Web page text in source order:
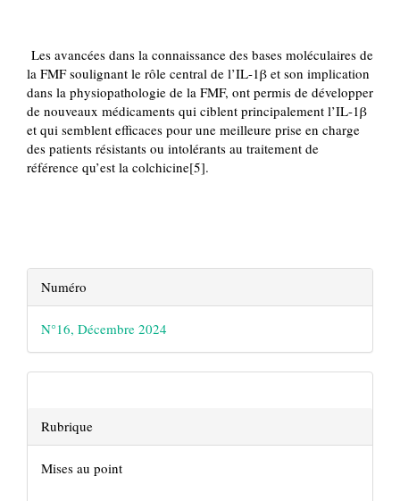
Les avancées dans la connaissance des bases moléculaires de
la FMF soulignant le rôle central de l’IL-1β et son implication
dans la physiopathologie de la FMF, ont permis de développer
de nouveaux médicaments qui ciblent principalement l’IL-1β
et qui semblent efficaces pour une meilleure prise en charge
des patients résistants ou intolérants au traitement de
référence qu’est la colchicine[5].
Details
de
l'article
Numéro
N°16, Décembre 2024
Rubrique
Mises au point